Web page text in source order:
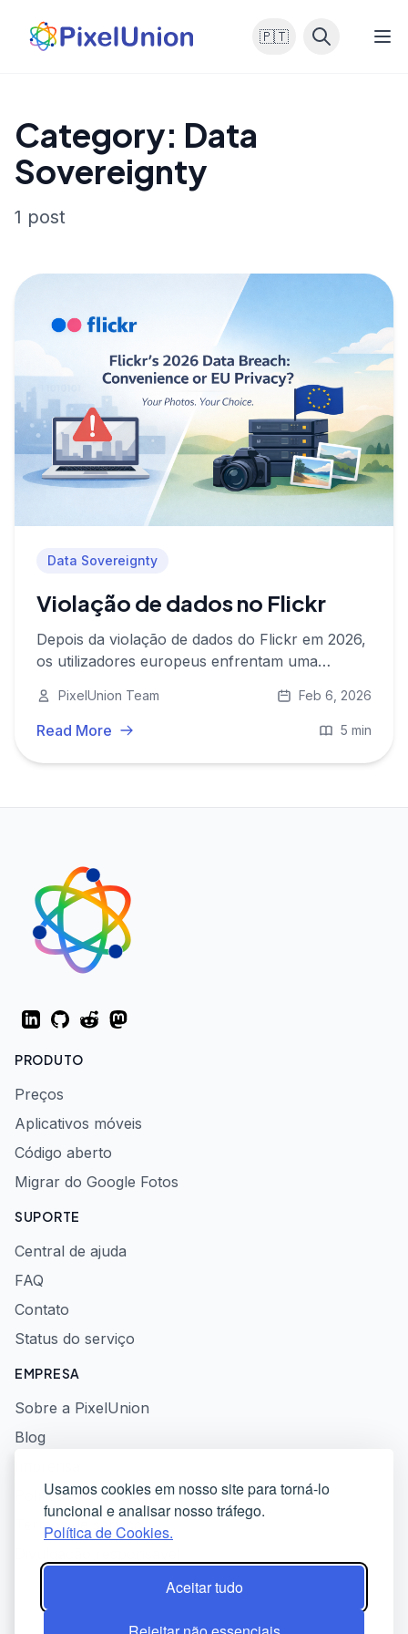
Usamos cookies em nosso site para torná-lo
funcional e analisar nosso tráfego.
Política de Cookies.
Aceitar tudo
🇵🇹
Category: Data
Sovereignty
1 post
Data Sovereignty
Violação de dados no Flickr
Depois da violação de dados do Flickr em 2026,
os utilizadores europeus enfrentam uma
privacy-first com hosting na UE através do
PixelUnion.
PixelUnion Team Feb 6, 2026
Read More 5 min
LinkedInGitHubRedditMastodon
PRODUTO
Preços
Aplicativos móveis
Código aberto
Migrar do Google Fotos
SUPORTE
Central de ajuda
FAQ
Contato
Status do serviço
EMPRESA
Sobre a PixelUnion
Blog
Política de privacidade
Termos de serviço